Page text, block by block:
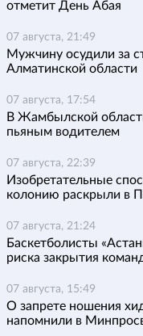
отметит День Абая
07 августа, 21:49
Мужчину осудили за
Алматинской области
07 августа, 17:54
В Жамбылской
пьяным водителем
07 августа, 22:39
Изобретательные
колонию раскрыли в
07 августа, 21:24
Баскетболисты
риска закрытия
07 августа, 15:49
О запрете ношения
напомнили в